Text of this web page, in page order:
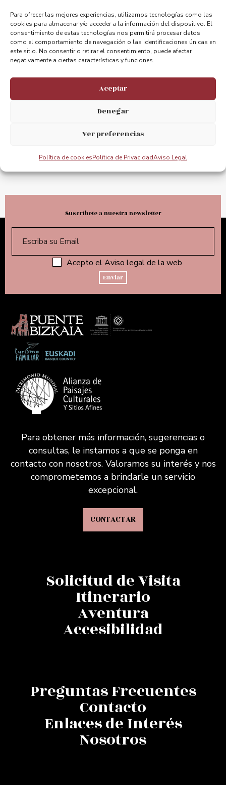
Para ofrecer las mejores experiencias, utilizamos tecnologías como las
cookies para almacenar y/o acceder a la información del dispositivo. El
consentimiento de estas tecnologías nos permitirá procesar datos
como el comportamiento de navegación o las identificaciones únicas en
este sitio. No consentir o retirar el consentimiento, puede afectar
negativamente a ciertas características y funciones.
Aceptar
Denegar
Ver preferencias
Política de cookiesPolítica de PrivacidadAviso Legal
Mantente conectado.
Apreciamos tu opinión
@PuenteBizkaia
Suscríbete a nuestra newsletter
Acepto el Aviso legal de la web
Para obtener más información, sugerencias o
consultas, le instamos a que se ponga en
contacto con nosotros. Valoramos su interés y nos
comprometemos a brindarle un servicio
excepcional.
CONTACTAR
Solicitud de Visita
Itinerario
Aventura
Accesibilidad
Preguntas Frecuentes
Contacto
Enlaces de Interés
Nosotros